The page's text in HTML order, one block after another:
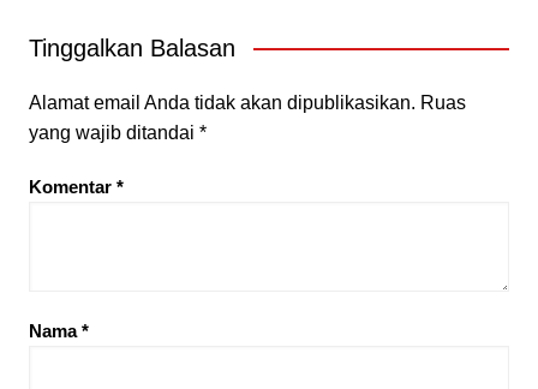
Tinggalkan Balasan
Alamat email Anda tidak akan dipublikasikan. Ruas
yang wajib ditandai *
Komentar *
Nama*